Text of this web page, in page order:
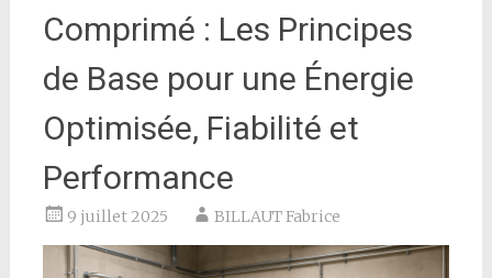
Comprimé : Les Principes
de Base pour une Énergie
Optimisée, Fiabilité et
Performance
9 juillet 2025 BILLAUT Fabrice